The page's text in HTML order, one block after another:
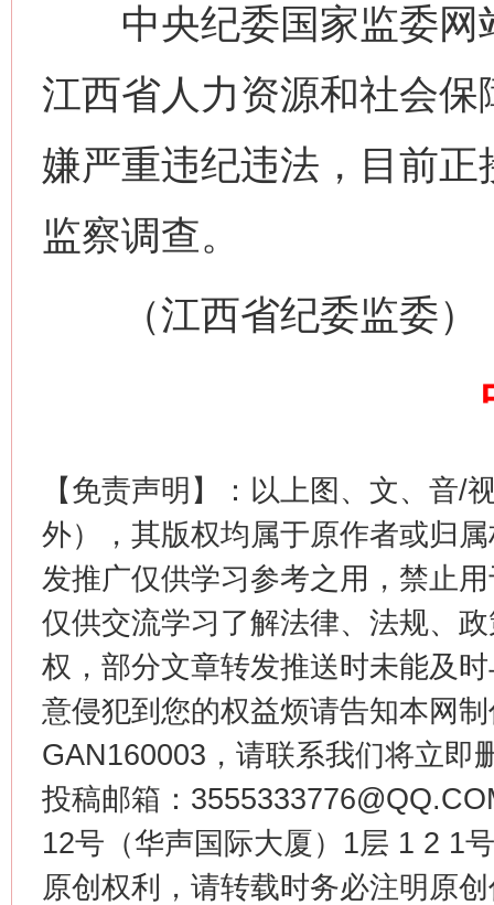
中央纪委国家监委网
江西省人力资源和社会
嫌严重违纪违法，目前
监察调查。
（江西省纪委监委）
【免责声明】：以上图、文、音/
外），其版权均属于原作者或归
发推广仅供学习参考之用，禁止
仅供交流学习了解法律、法规、
权，部分文章转发推送时未能及
意侵犯到您的权益烦请告知本网
GAN160003，请联系我们将立即
投稿邮箱：
12号（华声国际大厦）1层 1 2 1
原创权利，请转载时务必注明原
这是一记警钟！ 谢
在谋一域中谋全局
今